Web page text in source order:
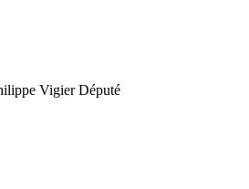
Vigier Député